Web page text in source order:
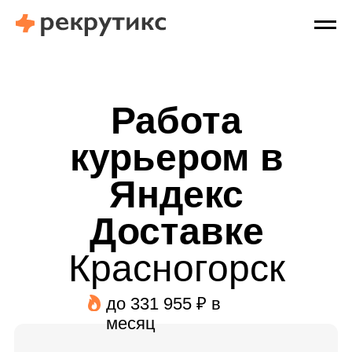
Работа
курьером в
Яндекс
Доставке
Красногорск
до 331 955 ₽ в
месяц